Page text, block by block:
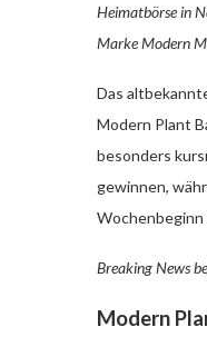
Heimatbörse in
Marke Modern
Das
Modern Plant
besonders
gewinnen,
Breaking News
Modern